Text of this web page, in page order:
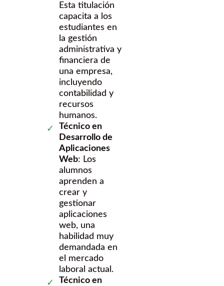
Esta titulación
capacita a los
estudiantes en
la gestión
administrativa y
financiera de
una empresa,
incluyendo
contabilidad y
recursos
humanos.
Técnico en
Desarrollo de
Aplicaciones
Web: Los
alumnos
aprenden a
crear y
gestionar
aplicaciones
web, una
habilidad muy
demandada en
el mercado
laboral actual.
Técnico en